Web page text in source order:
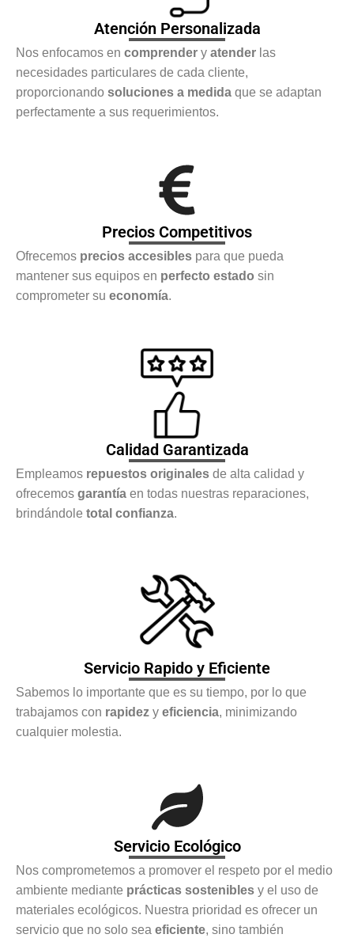
Atención Personalizada
Nos enfocamos en comprender y atender las
necesidades particulares de cada cliente,
proporcionando soluciones a medida que se adaptan
perfectamente a sus requerimientos.
Precios Competitivos
Ofrecemos precios accesibles para que pueda
mantener sus equipos en perfecto estado sin
comprometer su economía.
Calidad Garantizada
Empleamos repuestos originales de alta calidad y
ofrecemos garantía en todas nuestras reparaciones,
brindándole total confianza.
Servicio Rapido y Eficiente
Sabemos lo importante que es su tiempo, por lo que
trabajamos con rapidez y eficiencia, minimizando
cualquier molestia.
Servicio Ecológico
Nos comprometemos a promover el respeto por el medio
ambiente mediante prácticas sostenibles y el uso de
materiales ecológicos. Nuestra prioridad es ofrecer un
servicio que no solo sea eficiente, sino también